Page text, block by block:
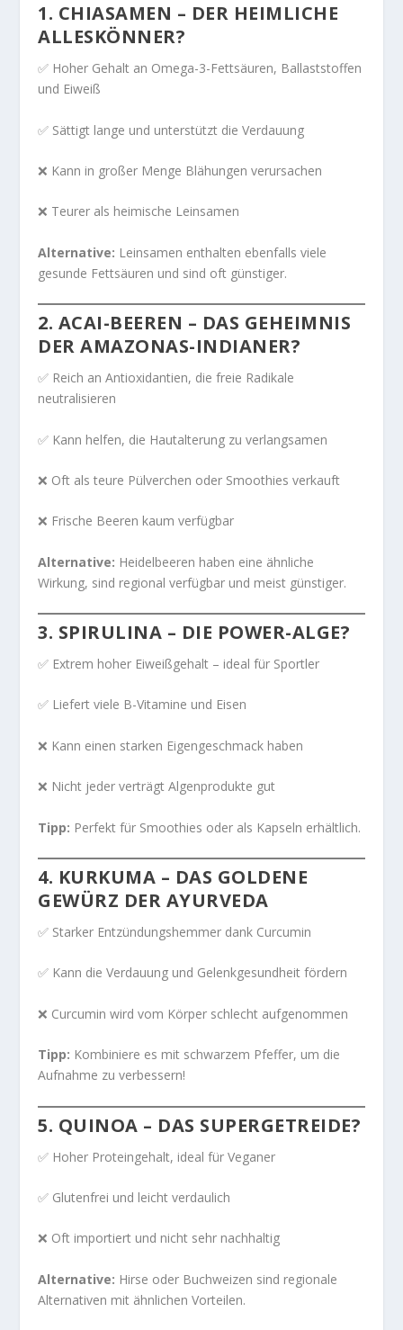
1. CHIASAMEN – DER HEIMLICHE
ALLESKÖNNER?
✅ Hoher Gehalt an Omega-3-Fettsäuren, Ballaststoffen
und Eiweiß
✅ Sättigt lange und unterstützt die Verdauung
❌ Kann in großer Menge Blähungen verursachen
❌ Teurer als heimische Leinsamen
Alternative: Leinsamen enthalten ebenfalls viele
gesunde Fettsäuren und sind oft günstiger.
2. ACAI-BEEREN – DAS GEHEIMNIS
DER AMAZONAS-INDIANER?
✅ Reich an Antioxidantien, die freie Radikale
neutralisieren
✅ Kann helfen, die Hautalterung zu verlangsamen
❌ Oft als teure Pülverchen oder Smoothies verkauft
❌ Frische Beeren kaum verfügbar
Alternative: Heidelbeeren haben eine ähnliche
Wirkung, sind regional verfügbar und meist günstiger.
3. SPIRULINA – DIE POWER-ALGE?
✅ Extrem hoher Eiweißgehalt – ideal für Sportler
✅ Liefert viele B-Vitamine und Eisen
❌ Kann einen starken Eigengeschmack haben
❌ Nicht jeder verträgt Algenprodukte gut
Tipp: Perfekt für Smoothies oder als Kapseln erhältlich.
4. KURKUMA – DAS GOLDENE
GEWÜRZ DER AYURVEDA
✅ Starker Entzündungshemmer dank Curcumin
✅ Kann die Verdauung und Gelenkgesundheit fördern
❌ Curcumin wird vom Körper schlecht aufgenommen
Tipp: Kombiniere es mit schwarzem Pfeffer, um die
Aufnahme zu verbessern!
5. QUINOA – DAS SUPERGETREIDE?
✅ Hoher Proteingehalt, ideal für Veganer
✅ Glutenfrei und leicht verdaulich
❌ Oft importiert und nicht sehr nachhaltig
Alternative: Hirse oder Buchweizen sind regionale
Alternativen mit ähnlichen Vorteilen.